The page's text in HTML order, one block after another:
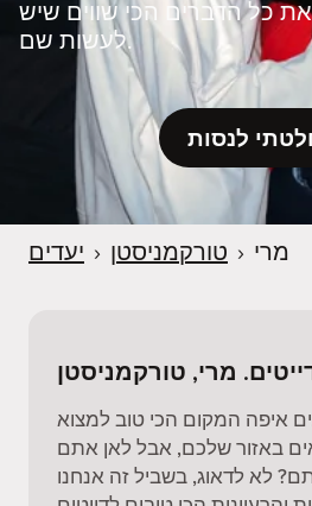
כל הדברים הכי שווים שיש
לעשות שם.
יעדים › טורקמניסטן › מרי
מרי, טורקמניסטן
איפה המקום הכי טוב למצוא
באזור שלכם, אבל לאן אתם
לא לדאוג, בשביל זה אנחנו